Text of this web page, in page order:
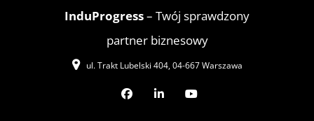
InduProgress– Twój sprawdzony
partner biznesowy
ul. Trakt Lubelski 404, 04-667 Warszawa